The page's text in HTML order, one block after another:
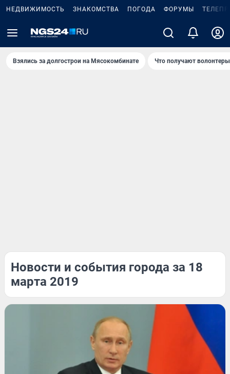
НЕДВИЖИМОСТЬ ЗНАКОМСТВА ПОГОДА ФОРУМЫ
Взялись за долгострои на Мясокомбинате Что получают
Новости и события города за 18
марта 2019